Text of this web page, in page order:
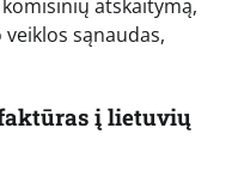
atskaitymą,
sąnaudas,
į lietuvių